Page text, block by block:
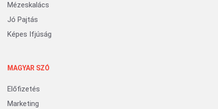
Mézeskalács
Jó Pajtás
Képes Ifjúság
MAGYAR SZÓ
Előfizetés
Marketing